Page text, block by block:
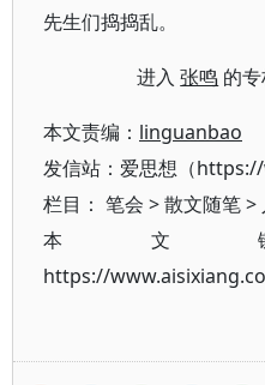
先生们捣捣乱。
进入张鸣 的
本文责编： linguanbao
发信站：爱思想（
栏目： 笔会 >散文随笔>
本文
https://